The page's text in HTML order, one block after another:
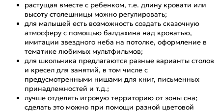
растущая вместе с ребенком, т.е. длину кровати или
высоту столешницы можно регулировать;
для малышей есть возможность создать сказочную
атмосферу с помощью балдахина над кроватью,
имитации звездного неба на потолке, оформление в
тематике любимых мультфильмов;
для школьника предлагаются разные варианты столов
и кресел для занятий, в том числе с
предусмотренными нишами для книг, письменных
принадлежностей и т.д.;
лучше отделять игровую территорию от зоны сна;
сделать это можно при помощи разной цветовой